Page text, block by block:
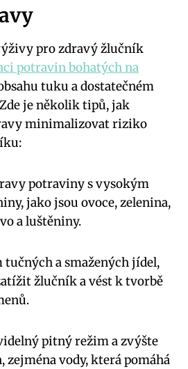
pro zdravý žlučník
potravin bohatých na
tuku a dostatečném
je několik tipů, jak
minimalizovat riziko
potraviny s vysokým
jako jsou ovoce, zelenina,
a luštěniny.
tučných a smažených jídel,
žlučník a vést k tvorbě
pitný režim a zvýšte
vody, která pomáhá